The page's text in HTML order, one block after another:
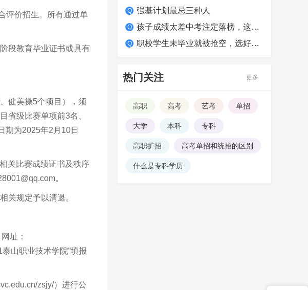
评价招生。所有通过单
段教育毕业证书或具有
健美操5个项目），须
省级比赛单项前3名、
期为2025年2月10日
关比赛成绩证书及秩序
。
关规定予以清退。
址：
山职业技术学院”填报
zsjy/）进行公
强基计划最忌三种人
孩子成绩太差中考注定落榜，这么做照样上大学！
职校学生未毕业就被抢空，选好学校很关键
热门关注 更多
高职 高考 艺考 单招
大学 本科 专科
高职扩招 高考单招和统招的区别
什么是专科学历